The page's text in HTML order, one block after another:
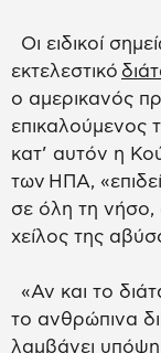
Οι ειδικοί
εκτελεστικό
ο αμερικανός
επικαλούμενος
κατ’ αυτόν η
των ΗΠΑ,
σε όλη τη νήσο,
χείλος της
«Αν και το
το ανθρώπινα
λαμβάνει υπόψη